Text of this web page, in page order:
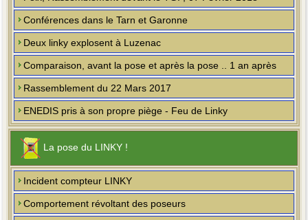
Conférences dans le Tarn et Garonne
Deux linky explosent à Luzenac
Comparaison, avant la pose et après la pose .. 1 an après
Rassemblement du 22 Mars 2017
ENEDIS pris à son propre piège - Feu de Linky
La pose du LINKY !
Incident compteur LINKY
Comportement révoltant des poseurs